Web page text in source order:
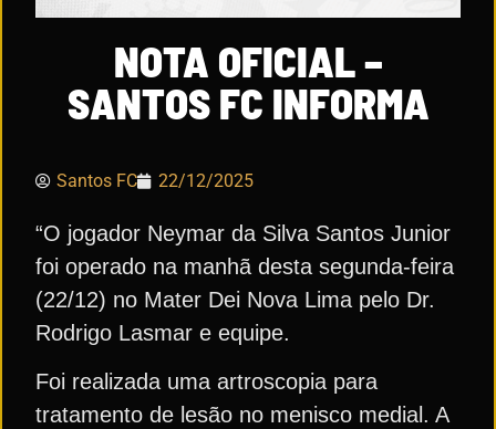
NOTA OFICIAL –
SANTOS FC INFORMA
Santos FC 22/12/2025
“O jogador Neymar da Silva Santos Junior
foi operado na manhã desta segunda-feira
(22/12) no Mater Dei Nova Lima pelo Dr.
Rodrigo Lasmar e equipe.
Foi realizada uma artroscopia para
tratamento de lesão no menisco medial. A